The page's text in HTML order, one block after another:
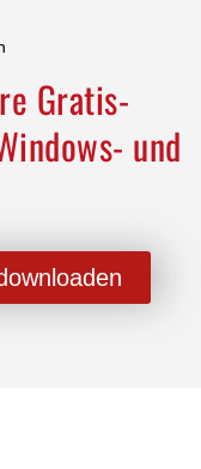
Gratis-
und